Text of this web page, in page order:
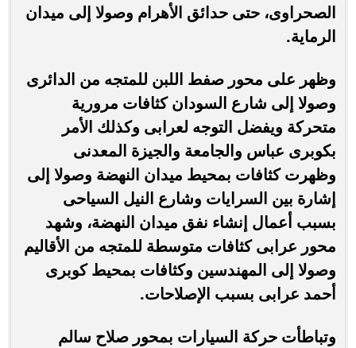
الصحراوى، حتى حدائق الأهرام وصولا إلى ميدان
الرماية.
وظهر على محور صفط اللبن للمتجه من الدائرى
وصولا إلى شارع السودان كثافات مرورية
متحركة ويفضل التوجه لعرابى وكذلك الأمر
بكوبرى عباس والجامعة والجيزة المعدنى
وظهرت كثافات بمحيط ميدان النهضة وصولا إلى
إشارة بين السرايات وشارع النيل السياحى
بسبب أعمال إنشاء نفق ميدان النهضة، وشهد
محور عرابى كثافات متوسطة للمتجه من الأقاليم
وصولا إلى المهندسين وكثافات بمحيط كوبرى
أحمد عرابى بسبب الإصلاحات.
وتباطأت حركة السيارات بمحور صلاح سالم